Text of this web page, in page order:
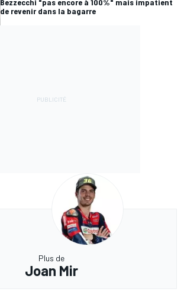
Bezzecchi "pas encore à 100%" mais impatient
de revenir dans la bagarre
Plus de
Joan Mir